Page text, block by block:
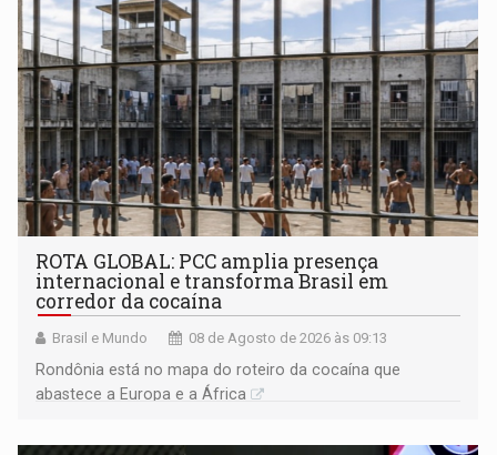
ROTA GLOBAL: PCC amplia presença
internacional e transforma Brasil em
corredor da cocaína
Brasil e Mundo 08 de Agosto de 2026 às 09:13
Rondônia está no mapa do roteiro da cocaína que
abastece a Europa e a África